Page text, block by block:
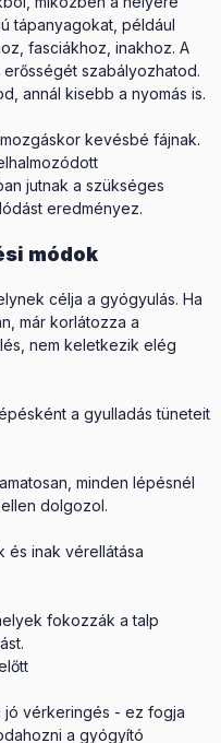
tápanyagokat, például
fasciákhoz, inakhoz. A
erősségét szabályozhatod.
annál kisebb a nyomás is.
kevésbé fájnak.
jutnak a szükséges
eredményez.
módok
célja a gyógyulás. Ha
már korlátozza a
nem keletkezik elég
a gyulladás tüneteit
minden lépésnél
dolgozol.
és inak vérellátása
fokozzák a talp
jó vérkeringés - ez fogja
a gyógyító